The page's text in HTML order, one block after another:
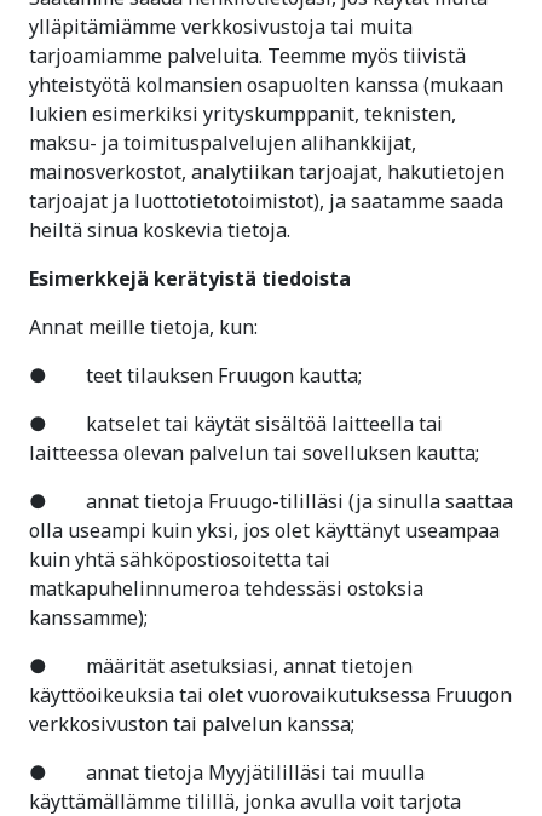
ylläpitämiämme verkkosivustoja tai muita
tarjoamiamme palveluita. Teemme myös tiivistä
yhteistyötä kolmansien osapuolten kanssa (mukaan
lukien esimerkiksi yrityskumppanit, teknisten,
maksu- ja toimituspalvelujen alihankkijat,
mainosverkostot, analytiikan tarjoajat, hakutietojen
tarjoajat ja luottotietotoimistot), ja saatamme saada
heiltä sinua koskevia tietoja.
Esimerkkejä kerätyistä tiedoista
Annat meille tietoja, kun:
● teet tilauksen Fruugon kautta;
● katselet tai käytät sisältöä laitteella tai
laitteessa olevan palvelun tai sovelluksen kautta;
● annat tietoja Fruugo-tililläsi (ja sinulla saattaa
olla useampi kuin yksi, jos olet käyttänyt useampaa
kuin yhtä sähköpostiosoitetta tai
matkapuhelinnumeroa tehdessäsi ostoksia
kanssamme);
● määrität asetuksiasi, annat tietojen
käyttöoikeuksia tai olet vuorovaikutuksessa Fruugon
verkkosivuston tai palvelun kanssa;
● annat tietoja Myyjätililläsi tai muulla
käyttämällämme tilillä, jonka avulla voit tarjota